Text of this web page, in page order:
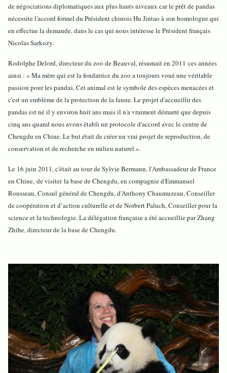
de négociations diplomatiques aux plus hauts niveaux car le prêt de pandas
nécessite l'accord formel du Président chinois Hu Jintao à son homologue qui
en effectue la demande, dans le cas qui nous intéresse le Président français
Nicolas Sarkozy.
Rodolphe Delord, directeur du zoo de Beauval, résumait en 2011 ces années
ainsi : « Ma mère qui est la fondatrice du zoo a toujours voué une véritable
passion pour les pandas. Cet animal est le symbole des espèces menacées et
c'est un emblème de la protection de la faune. Le projet d'accueillir des
pandas est né il y environ huit ans mais il n'a vraiment démarré que depuis
cinq ans quand nous avons établi un protocole d'accord avec le centre de
Chengdu en Chine. Le but était de créer un vrai projet de reproduction, de
conservation et de recherche en milieu naturel ».
Le 16 juin 2011, c'était au tour de Sylvie Bermann, l'Ambassadeur de France
en Chine, de visiter la base de Chengdu, en compagnie d'Emmanuel
Rousseau, Consul général de Chengdu, d'Anthony Chaumuzeau, Conseiller
de coopération et d’action culturelle et de Norbert Paluch, Conseiller pour la
science et la technologie. La délégation française a été accueillie par Zhang
Zhihe, directeur de la base de Chengdu.